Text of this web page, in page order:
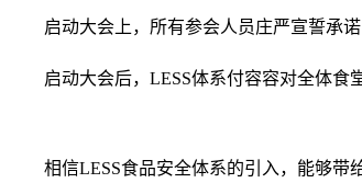
启动大会上，所有参会人员庄严宣誓承
启动大会后， LESS体系付容容对全体食
相信LESS食品安全体系的引入，能够带